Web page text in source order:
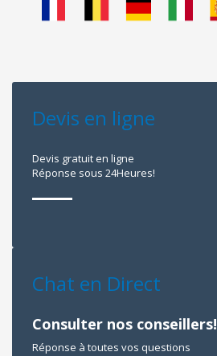
Devis en ligne
Devis gratuit en ligne
Réponse sous 24Heures!
Chat en Direct
Consulter nos conseillers!
Réponse à toutes vos questions